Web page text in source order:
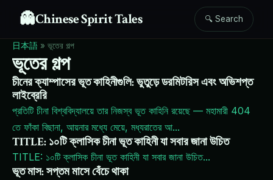
👻Chinese Spirit Tales 🔍 Search
日本語 » ভূতের গল্প
ভূতের গল্প
চীনের ক্যাম্পাসের ভূত কাহিনীগুলি: ভুতুড়ে ডরমিটরিস এবং অভিশপ্ত
লাইব্রেরি
প্রতিটি চীনা বিশ্ববিদ্যালয়ে তার নিজস্ব ভূত কাহিনি রয়েছে — মহামারী 404
তে ফাঁকা বিছানা, আয়নার মধ্যে মেয়ে, মধ্যরাতের আ...
TITLE: ১০টি ক্লাসিক চীনা ভূত কাহিনী যা সবার জানা উচিত
TITLE: ১০টি ক্লাসিক চীনা ভূত কাহিনী যা সবার জানা উচিত...
ভূত মাস: সপ্তম মাসে বেঁচে থাকা